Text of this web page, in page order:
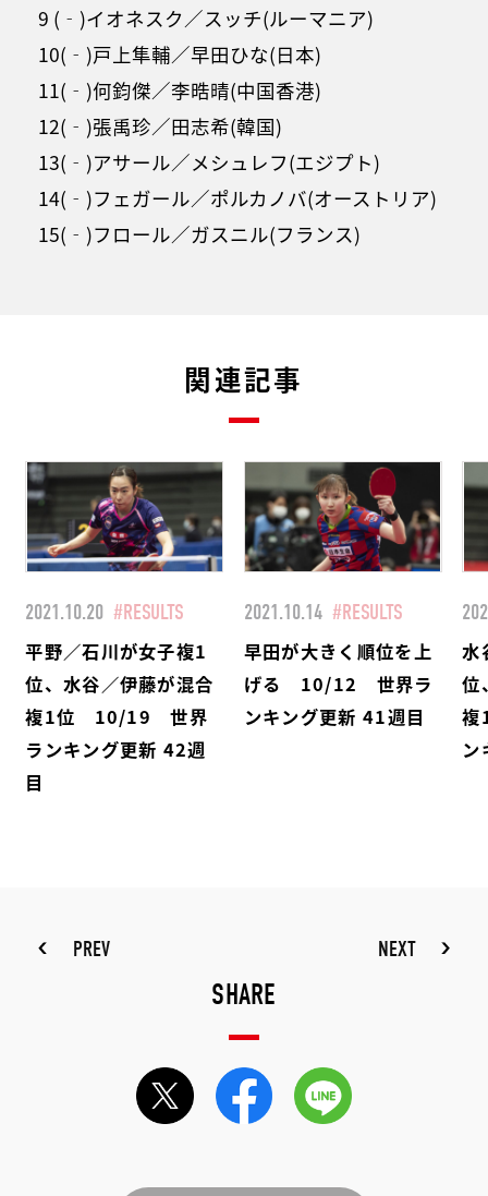
9 (‐)イオネスク／スッチ(ルーマニア)
10(‐)戸上隼輔／早田ひな(日本)
11(‐)何鈞傑／李晧晴(中国香港)
12(‐)張禹珍／田志希(韓国)
13(‐)アサール／メシュレフ(エジプト)
14(‐)フェガール／ポルカノバ(オーストリア)
15(‐)フロール／ガスニル(フランス)
関連記事
2021.10.20 #RESULTS
平野／石川が女子複1
位、水谷／伊藤が混合
複1位 10/19 世界
ランキング更新 42週
目
2021.10.14 #RESULTS
早田が大きく順位を上
げる 10/12 世界ラ
ンキング更新 41週目
水
位
ン
PREV NEXT
SHARE